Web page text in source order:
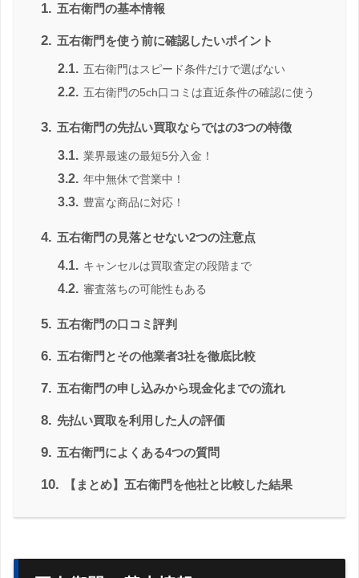
1. 五右衛門の基本情報
2. 五右衛門を使う前に確認したいポイント
2.1. 五右衛門はスピード条件だけで選ばない
2.2. 五右衛門の5ch口コミは直近条件の確認に使う
3. 五右衛門の先払い買取ならではの3つの特徴
3.1. 業界最速の最短5分入金！
3.2. 年中無休で営業中！
3.3. 豊富な商品に対応！
4. 五右衛門の見落とせない2つの注意点
4.1. キャンセルは買取査定の段階まで
4.2. 審査落ちの可能性もある
5. 五右衛門の口コミ評判
6. 五右衛門とその他業者3社を徹底比較
7. 五右衛門の申し込みから現金化までの流れ
8. 先払い買取を利用した人の評価
9. 五右衛門によくある4つの質問
10. 【まとめ】五右衛門を他社と比較した結果